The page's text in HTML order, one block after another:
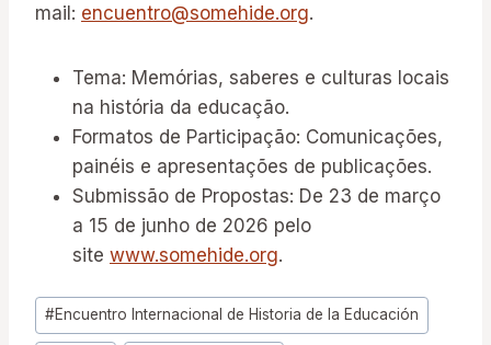
mail: encuentro@somehide.org.
Tema: Memórias, saberes e culturas locais
na história da educação.
Formatos de Participação: Comunicações,
painéis e apresentações de publicações.
Submissão de Propostas: De 23 de março
a 15 de junho de 2026 pelo
site www.somehide.org.
Tags
do
#Encuentro Internacional de Historia de la Educación